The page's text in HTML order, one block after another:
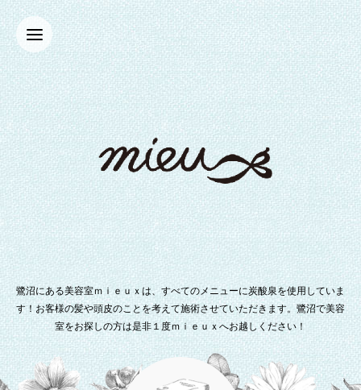
鷺沼にある美容室ｍｉｅｕｘは、すべてのメニューに炭酸泉を使用していま
す！お客様の髪や頭皮のことを考えて施術させていただきます。鷺沼で美容
室をお探しの方は是非１度ｍｉｅｕｘへお越しください！